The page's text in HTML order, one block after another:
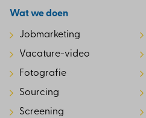
Wat we doen
Jobmarketing
Vacature-video
Fotografie
Sourcing
Screening